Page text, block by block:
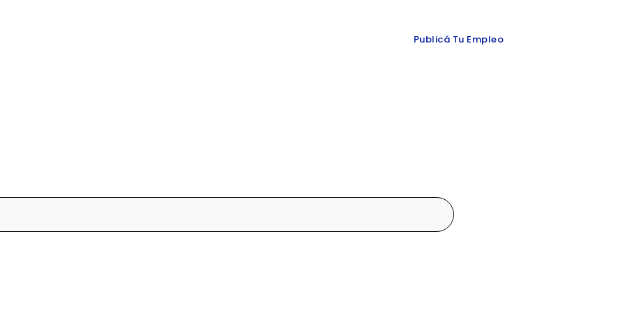
Publicá Tu Empleo